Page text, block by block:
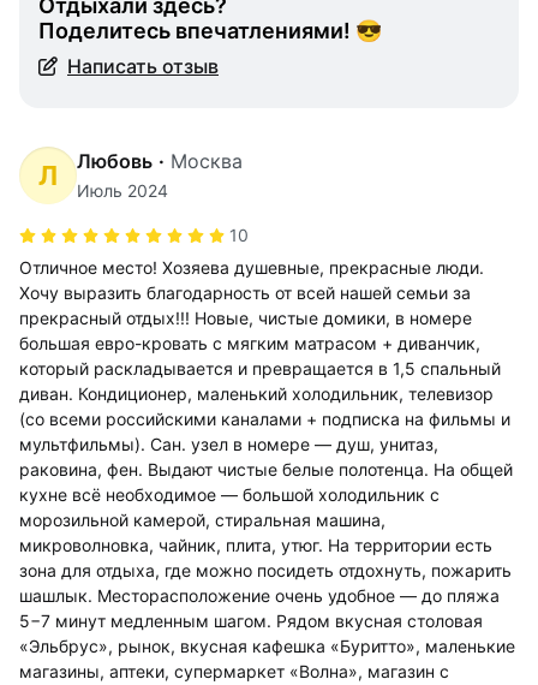
Отдыхали здесь?
Поделитесь впечатлениями! 😎
Написать отзыв
Л Любовь · Москва
Июль 2024
10
Отличное место! Хозяева душевные, прекрасные люди.
Хочу выразить благодарность от всей нашей семьи за
прекрасный отдых!!! Новые, чистые домики, в номере
большая евро-кровать с мягким матрасом + диванчик,
который раскладывается и превращается в 1,5 спальный
диван. Кондиционер, маленький холодильник, телевизор
(со всеми российскими каналами + подписка на фильмы и
мультфильмы). Сан. узел в номере — душ, унитаз,
раковина, фен. Выдают чистые белые полотенца. На общей
кухне всё необходимое — большой холодильник с
морозильной камерой, стиральная машина,
микроволновка, чайник, плита, утюг. На территории есть
зона для отдыха, где можно посидеть отдохнуть, пожарить
шашлык. Месторасположение очень удобное — до пляжа
5−7 минут медленным шагом. Рядом вкусная столовая
«Эльбрус», рынок, вкусная кафешка «Буритто», маленькие
магазины, аптеки, супермаркет «Волна», магазин с